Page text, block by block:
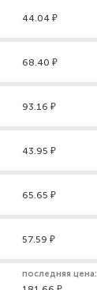
44.04 ₽
68.40 ₽
93.16 ₽
43.95 ₽
65.65 ₽
57.59 ₽
последняя цена: